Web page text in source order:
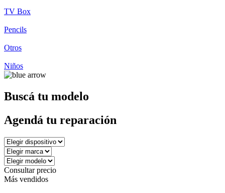
TV Box
Pencils
Otros
Niños
Buscá tu modelo
Agendá tu reparación
Consultar precio
Más vendidos